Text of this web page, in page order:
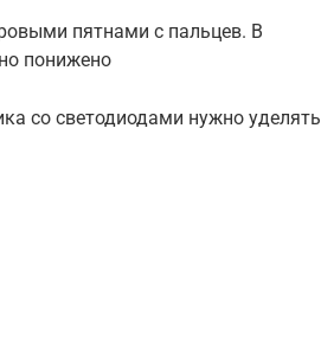
пятнами с пальцев. В
понижено
со светодиодами нужно уделять